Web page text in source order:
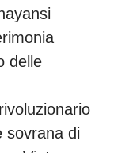
delle
sovrana di